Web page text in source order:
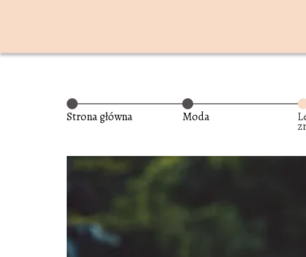
Strona główna Moda